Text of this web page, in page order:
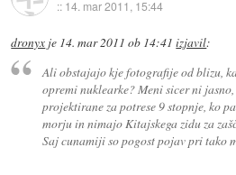
:: 14. mar 2011, 15:44
dronyx je 14. mar 2011 ob 14:41 izjavil:
Ali obstajajo kje fotografije od blizu,
opremi nuklearke? Meni sicer ni
projektirane za potrese 9 stopnje, ko
morju in nimajo Kitajskega zidu za
Saj cunamiji so pogost pojav pri tako